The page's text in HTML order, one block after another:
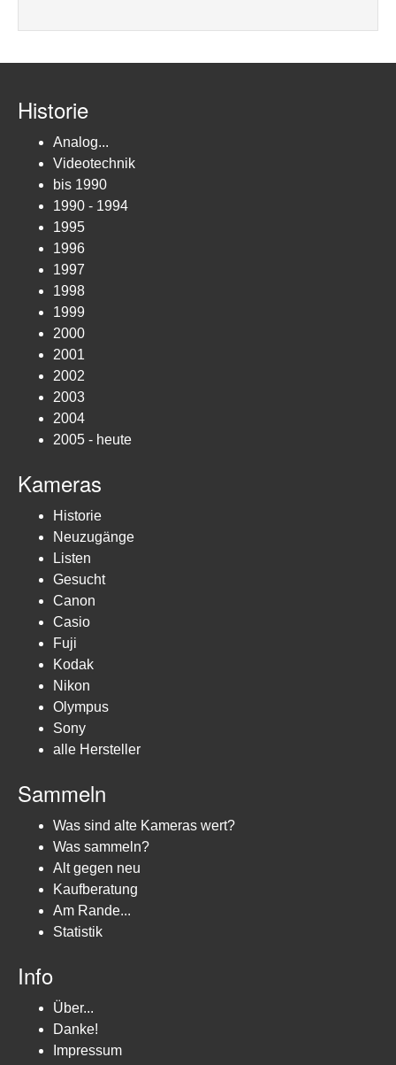
Historie
Analog...
Videotechnik
bis 1990
1990 - 1994
1995
1996
1997
1998
1999
2000
2001
2002
2003
2004
2005 - heute
Kameras
Historie
Neuzugänge
Listen
Gesucht
Canon
Casio
Fuji
Kodak
Nikon
Olympus
Sony
alle Hersteller
Sammeln
Was sind alte Kameras wert?
Was sammeln?
Alt gegen neu
Kaufberatung
Am Rande...
Statistik
Info
Über...
Danke!
Impressum